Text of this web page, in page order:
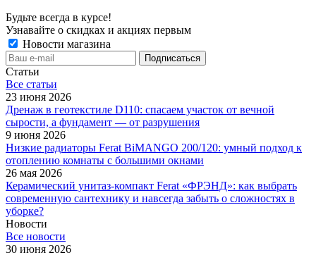
Будьте всегда в курсе!
Узнавайте о скидках и акциях первым
Новости магазина
Статьи
Все cтатьи
23 июня 2026
Дренаж в геотекстиле D110: спасаем участок от вечной
сырости, а фундамент — от разрушения
9 июня 2026
Низкие радиаторы Ferat BiMANGO 200/120: умный подход к
отоплению комнаты с большими окнами
26 мая 2026
Керамический унитаз-компакт Ferat «ФРЭНД»: как выбрать
современную сантехнику и навсегда забыть о сложностях в
уборке?
Новости
Все новости
30 июня 2026